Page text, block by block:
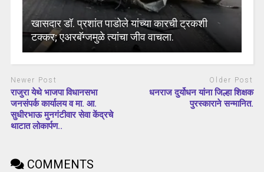
खासदार डॉ. प्रशांत पाडोले यांच्या कारची ट्रकशी
टक्कर; एअरबॅग्जमुळे त्यांचा जीव वाचला.
Newer Post
राजुरा येथे भाजपा विधानसभा
जनसंपर्क कार्यालय व मा. आ.
सुधीरभाऊ मुनगंटीवार सेवा केंद्रचे
थाटात लोकार्पण..
Older Post
धनराज दुर्योधन यांना जिल्हा शिक्षक
पुरस्काराने सन्मानित.
COMMENTS